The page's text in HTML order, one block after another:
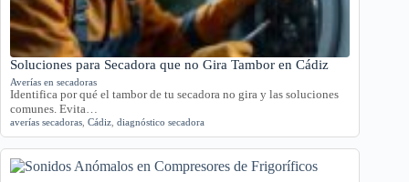
Soluciones para Secadora que no Gira Tambor en Cádiz
Averías en secadoras
Identifica por qué el tambor de tu secadora no gira y las soluciones
comunes. Evita…
averías secadoras Cádiz diagnóstico secadora